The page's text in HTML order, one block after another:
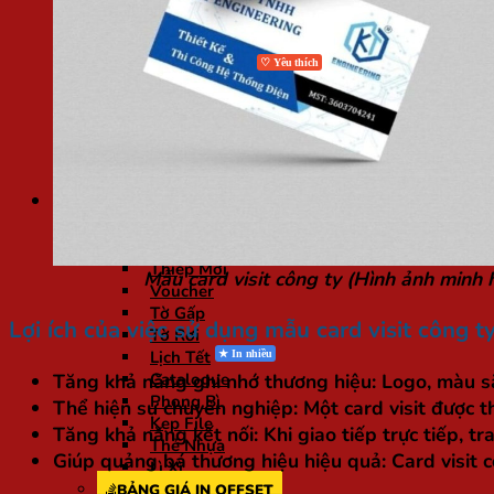
In Lịch
In Thiệp Mời, Giấy Mời
In Thiệp Cưới
In Flashcard
In Gia Phả
In Ảnh Gỗ Laminate
Thiệp Mời
Voucher
Tờ Gấp
Tờ Rơi
Lịch Tết
Catalogue
Phong Bì
Kẹp File
Thẻ Nhựa
Lì Xì
Mẫu card visit công ty (Hình ảnh minh
Lợi ích của việc sử dụng mẫu card visit công
Tăng khả năng ghi nhớ thương hiệu: Logo, màu
Thể hiện sự chuyên nghiệp: Một card visit được
Tăng khả năng kết nối: Khi giao tiếp trực tiếp,
Giúp quảng bá thương hiệu hiệu quả: Card visit